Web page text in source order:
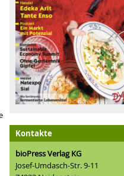
Kontakte
bioPress Verlag KG
Josef-Umdasch-Str. 9-11